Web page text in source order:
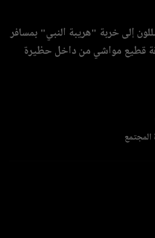
إلى خربة "هريبة النبي" بمسافر
قطيع مواشي من داخل حظيرة